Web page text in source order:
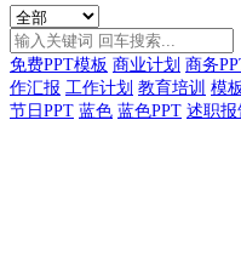
免费PPT模板 商业计划 商务
作汇报 工作计划 教育培训 模板
节日PPT 蓝色 蓝色PPT 述职报